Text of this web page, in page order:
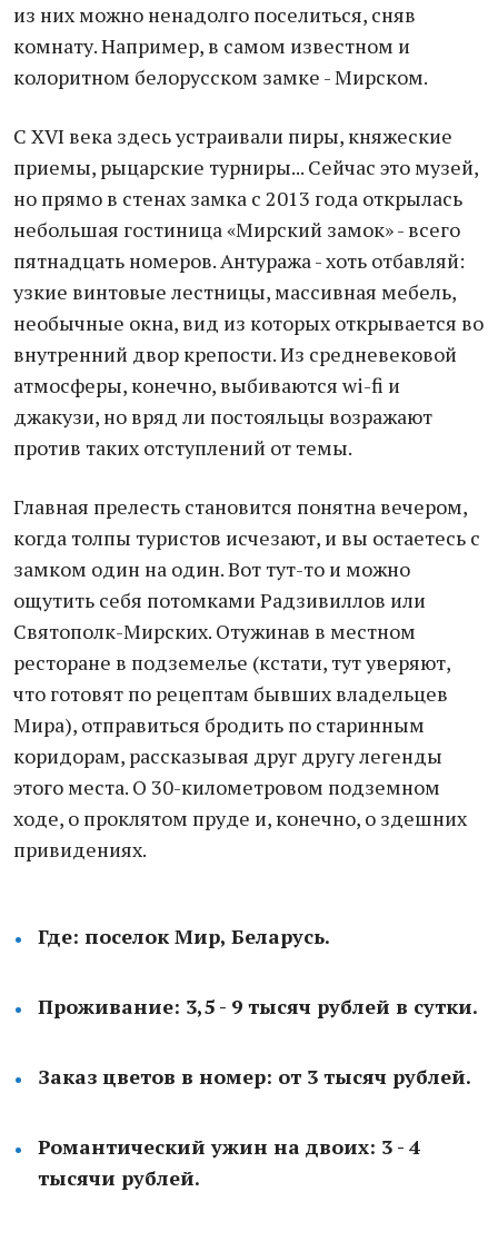
из них можно ненадолго поселиться, сняв
комнату. Например, в самом известном и
колоритном белорусском замке - Мирском.
С XVI века здесь устраивали пиры, княжеские
приемы, рыцарские турниры... Сейчас это музей,
но прямо в стенах замка с 2013 года открылась
небольшая гостиница «Мирский замок» - всего
пятнадцать номеров. Антуража - хоть отбавляй:
узкие винтовые лестницы, массивная мебель,
необычные окна, вид из которых открывается во
внутренний двор крепости. Из средневековой
атмосферы, конечно, выбиваются wi-fi и
джакузи, но вряд ли постояльцы возражают
против таких отступлений от темы.
Главная прелесть становится понятна вечером,
когда толпы туристов исчезают, и вы остаетесь с
замком один на один. Вот тут-то и можно
ощутить себя потомками Радзивиллов или
Святополк-Мирских. Отужинав в местном
ресторане в подземелье (кстати, тут уверяют,
что готовят по рецептам бывших владельцев
Мира), отправиться бродить по старинным
коридорам, рассказывая друг другу легенды
этого места. О 30-километровом подземном
ходе, о проклятом пруде и, конечно, о здешних
привидениях.
Где: поселок Мир, Беларусь.
Проживание: 3,5 - 9 тысяч рублей в сутки.
Заказ цветов в номер: от 3 тысяч рублей.
Романтический ужин на двоих: 3 - 4
тысячи рублей.